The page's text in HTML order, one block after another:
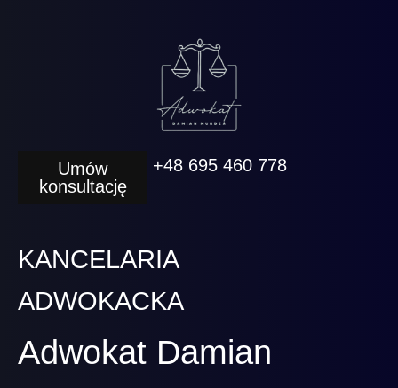
Umów
konsultację
+48 695 460 778
KANCELARIA
ADWOKACKA
Adwokat Damian